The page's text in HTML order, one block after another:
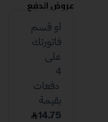
عروض الدفع